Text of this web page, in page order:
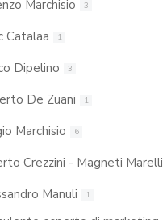
Marchisio 3
Catalaa 1
Dipelino 3
De Zuani 1
Marchisio 6
Crezzini - Magneti Marelli
Manuli 1